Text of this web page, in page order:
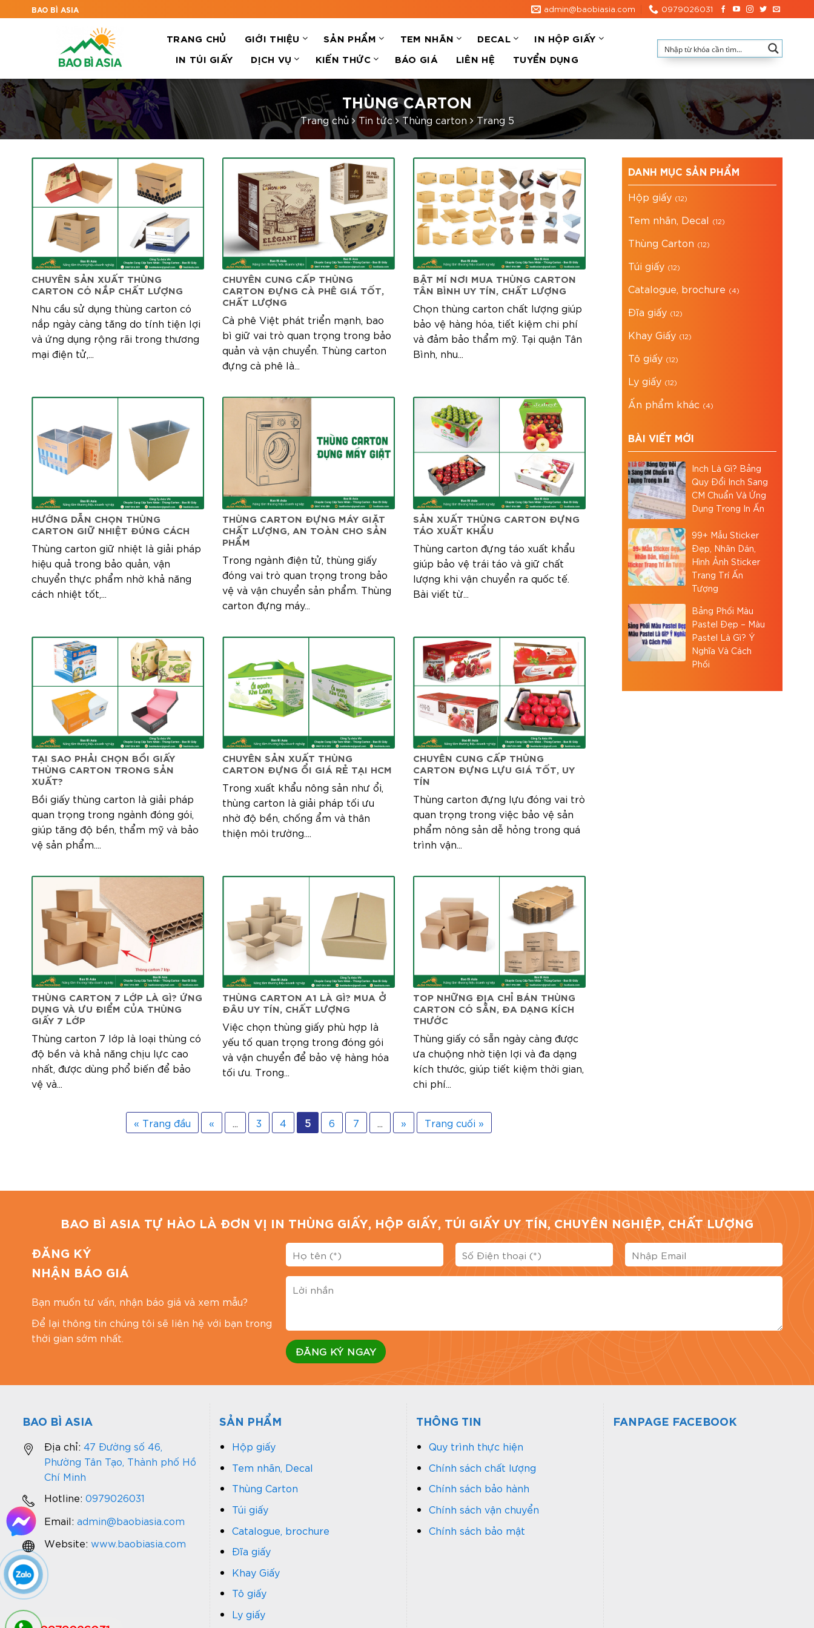
BAO BÌ ASIA admin@baobiasia.com 0979026031
TRANG CHỦ GIỚI THIỆU SẢN PHẨM TEM NHÃN DECAL
IN HỘP GIẤY
IN TÚI GIẤY
DỊCH VỤ KIẾN THỨC BÁO GIÁ LIÊN HỆ TUYỂN DỤNG
THÙNG CARTON
Trang chủ Tin tức Thùng carton Trang 5
CHUYÊN SẢN XUẤT THÙNG
CARTON CÓ NẮP CHẤT LƯỢNG
Nhu cầu sử dụng thùng carton có
nắp ngày càng tăng do tính tiện lợi
và ứng dụng rộng rãi trong thương
mại điện tử,...
CHUYÊN CUNG CẤP THÙNG
CARTON ĐỰNG CÀ PHÊ GIÁ TỐT,
CHẤT LƯỢNG
Cà phê Việt phát triển mạnh, bao
bì giữ vai trò quan trọng trong bảo
quản và vận chuyển. Thùng carton
đựng cà phê là...
BẬT MÍ NƠI MUA THÙNG CARTON
TÂN BÌNH UY TÍN, CHẤT LƯỢNG
Chọn thùng carton chất lượng giúp
bảo vệ hàng hóa, tiết kiệm chi phí
và đảm bảo thẩm mỹ. Tại quận Tân
Bình, nhu...
HƯỚNG DẪN CHỌN THÙNG
CARTON GIỮ NHIỆT ĐÚNG CÁCH
Thùng carton giữ nhiệt là giải pháp
hiệu quả trong bảo quản, vận
chuyển thực phẩm nhờ khả năng
cách nhiệt tốt,...
THÙNG CARTON ĐỰNG MÁY GIẶT
CHẤT LƯỢNG, AN TOÀN CHO SẢN
PHẨM
Trong ngành điện tử, thùng giấy
đóng vai trò quan trọng trong bảo
vệ và vận chuyển sản phẩm. Thùng
carton đựng máy...
SẢN XUẤT THÙNG CARTON ĐỰNG
TÁO XUẤT KHẨU
Thùng carton đựng táo xuất khẩu
giúp bảo vệ trái táo và giữ chất
lượng khi vận chuyển ra quốc tế.
Bài viết từ...
TẠI SAO PHẢI CHỌN BỒI GIẤY
THÙNG CARTON TRONG SẢN
XUẤT?
Bồi giấy thùng carton là giải pháp
quan trọng trong ngành đóng gói,
giúp tăng độ bền, thẩm mỹ và bảo
vệ sản phẩm....
CHUYÊN SẢN XUẤT THÙNG
CARTON ĐỰNG ỔI GIÁ RẺ TẠI HCM
Trong xuất khẩu nông sản như ổi,
thùng carton là giải pháp tối ưu
nhờ độ bền, chống ẩm và thân
thiện môi trường....
CHUYÊN CUNG CẤP THÙNG
CARTON ĐỰNG LỰU GIÁ TỐT, UY
TÍN
Thùng carton đựng lựu đóng vai trò
quan trọng trong việc bảo vệ sản
phẩm nông sản dễ hỏng trong quá
trình vận...
THÙNG CARTON 7 LỚP LÀ GÌ? ỨNG
DỤNG VÀ ƯU ĐIỂM CỦA THÙNG
GIẤY 7 LỚP
Thùng carton 7 lớp là loại thùng có
độ bền và khả năng chịu lực cao
nhất, được dùng phổ biến để bảo
vệ và...
THÙNG CARTON A1 LÀ GÌ? MUA Ở
ĐÂU UY TÍN, CHẤT LƯỢNG
Việc chọn thùng giấy phù hợp là
yếu tố quan trọng trong đóng gói
và vận chuyển để bảo vệ hàng hóa
tối ưu. Trong...
TOP NHỮNG ĐỊA CHỈ BÁN THÙNG
CARTON CÓ SẴN, ĐA DẠNG KÍCH
THƯỚC
Thùng giấy có sẵn ngày càng được
ưa chuộng nhờ tiện lợi và đa dạng
kích thước, giúp tiết kiệm thời gian,
chi phí...
« Trang đầu « 3 4 5 6 7 » Trang cuối »
DANH MỤC SẢN PHẨM
Hộp giấy (12)
Tem nhãn, Decal (12)
Thùng Carton (12)
Túi giấy (12)
Catalogue, brochure (4)
Đĩa giấy (12)
Khay Giấy (12)
Tô giấy (12)
Ly giấy (12)
Ấn phẩm khác (4)
BÀI VIẾT MỚI
Inch Là Gì? Bảng
Quy Đổi Inch Sang
CM Chuẩn Và Ứng
Dụng Trong In Ấn
99+ Mẫu Sticker
Đẹp, Nhãn Dán,
Hình Ảnh Sticker
Trang Trí Ấn
Tượng
Bảng Phối Màu
Pastel Đẹp – Màu
Pastel Là Gì? Ý
Nghĩa Và Cách
Phối
BAO BÌ ASIA TỰ HÀO LÀ ĐƠN VỊ IN THÙNG GIẤY, HỘP GIẤY, TÚI GIẤY UY TÍN, CHUYÊN NGHIỆP, CHẤT LƯỢNG
ĐĂNG KÝ
NHẬN BÁO GIÁ
Bạn muốn tư vấn, nhận báo giá và xem mẫu?
Để lại thông tin chúng tôi sẽ liên hệ với bạn trong
thời gian sớm nhất.
BAO BÌ ASIA
Địa chỉ: 47 Đường số 46,
Phường Tân Tạo, Thành phố Hồ
Chí Minh
Hotline: 0979026031
Email: admin@baobiasia.com
Website: www.baobiasia.com
SẢN PHẨM
Hộp giấy
Tem nhãn, Decal
Thùng Carton
Túi giấy
Catalogue, brochure
Đĩa giấy
Khay Giấy
Tô giấy
Ly giấy
THÔNG TIN
Quy trình thực hiện
Chính sách chất lượng
Chính sách bảo hành
Chính sách vận chuyển
Chính sách bảo mật
FANPAGE FACEBOOK